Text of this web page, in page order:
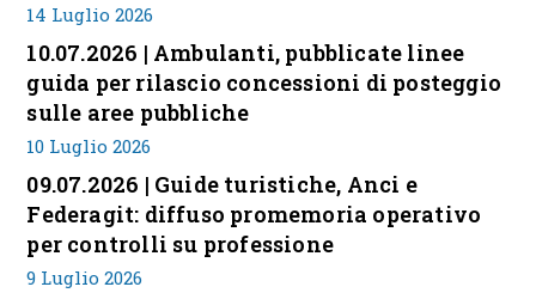
14 Luglio 2026
10.07.2026 | Ambulanti, pubblicate linee
guida per rilascio concessioni di posteggio
sulle aree pubbliche
10 Luglio 2026
09.07.2026 | Guide turistiche, Anci e
Federagit: diffuso promemoria operativo
per controlli su professione
9 Luglio 2026